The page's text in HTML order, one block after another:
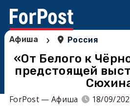
Афиша › Россия
«От Белого к
предстоящей
ForPost — Афиша
18/09/